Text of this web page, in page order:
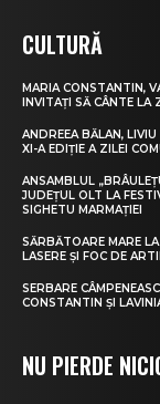
CULTURĂ
MARIA CONSTANTIN,
INVITAȚI SĂ CÂNTE LA
ANDREEA BĂLAN,
XI-A EDIȚIE A ZILEI
ANSAMBLUL
JUDEȚUL OLT LA
SIGHETU MARMAȚIEI
SĂRBĂTOARE MARE
LASERE ȘI FOC DE
SERBARE
CONSTANTIN ȘI
NU PIERDE